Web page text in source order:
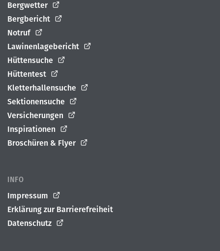
Bergwetter
Bergbericht
Notruf
Lawinenlagebericht
Hüttensuche
Hüttentest
Kletterhallensuche
Sektionensuche
Versicherungen
Inspirationen
Broschüren & Flyer
INFO
Impressum
Erklärung zur Barrierefreiheit
Datenschutz